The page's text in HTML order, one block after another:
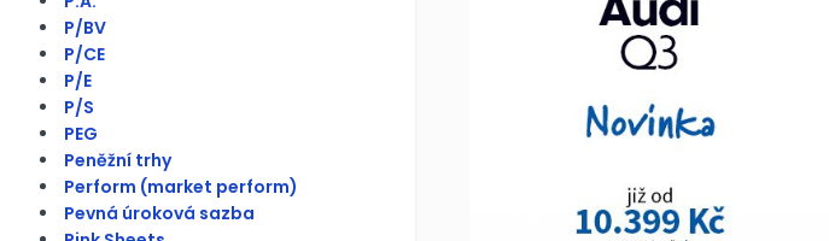
P/BV
P/CE
P/E
P/S
PEG
Peněžní trhy
Perform (market perform)
Pevná úroková sazba